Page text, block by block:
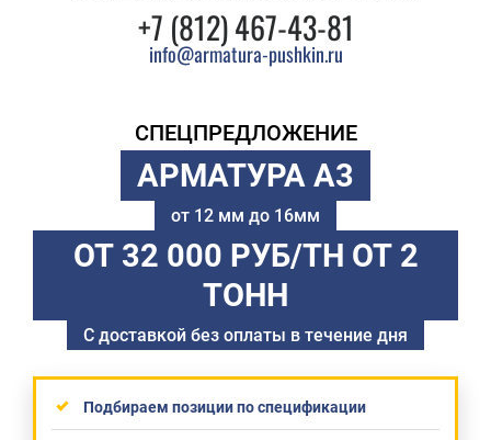
+7 (812) 467-43-81
info@armatura-pushkin.ru
СПЕЦПРЕДЛОЖЕНИЕ
АРМАТУРА А3
от 12 мм до 16мм
ОТ 32 000 РУБ/ТН ОТ 2
ТОНН
С доставкой без оплаты в течение дня
Подбираем позиции по спецификации